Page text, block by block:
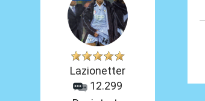
Lazionetter
12.299